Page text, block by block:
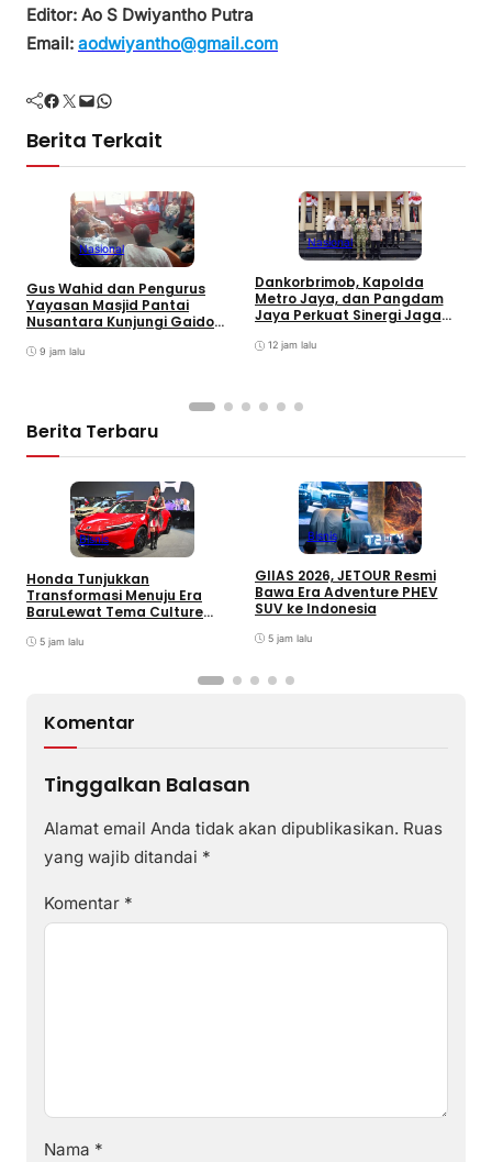
Editor: Ao S Dwiyantho Putra
Email: aodwiyantho@gmail.com
Facebook Twitter Mail WhatsApp
Berita Terkait
Nasional
Gus Wahid dan Pengurus
Yayasan Masjid Pantai
Nusantara Kunjungi Gaido
Pengembangan Ekonomi
9 jam lalu
Nasional
Dankorbrimob, Kapolda
Metro Jaya, dan Pangdam
Jaya Perkuat Sinergi Jaga
12 jam lalu
Berita Terbaru
Bisnis
Honda Tunjukkan
Transformasi Menuju Era
BaruLewat Tema Culture
5 jam lalu
Bisnis
GIIAS 2026, JETOUR Resmi
Bawa Era Adventure PHEV
SUV ke Indonesia
5 jam lalu
Komentar
Tinggalkan Balasan
Alamat email Anda tidak akan dipublikasikan. Ruas
yang wajib ditandai *
Komentar *
Nama *